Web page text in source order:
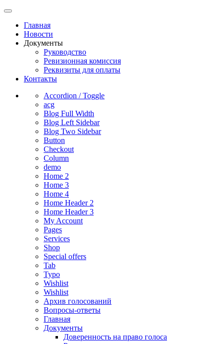
Главная
Новости
Документы
Руководство
Ревизионная комиссия
Реквизиты для оплаты
Контакты
Accordion / Toggle
acg
Blog Full Width
Blog Left Sidebar
Blog Two Sidebar
Button
Checkout
Column
demo
Home 2
Home 3
Home 4
Home Header 2
Home Header 3
My Account
Pages
Services
Shop
Special offers
Tab
Typo
Wishlist
Wishlist
Архив голосований
Вопросы-ответы
Главная
Документы
Доверенность на право голоса